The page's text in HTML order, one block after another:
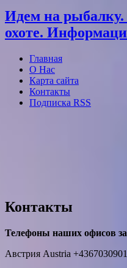
Идем на
охоте.
Главная
О Нас
Карта сайта
Контакты
Подписка RSS
Контакты
Телефоны наших офисов
Австрия Austria